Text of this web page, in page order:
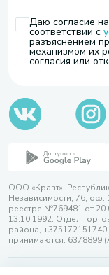
Даю согласие
соответствии с
разъяснением
механизмом их
согласия или
ООО «Кравт».
Независимости, 76, оф.
реестре №769481 от
13.10.1992. Отдел
района,
принимаются: 6378899